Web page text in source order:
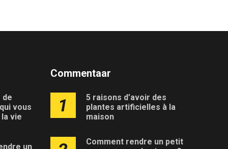
de
vous
vie
un
Commentaar
1
5 raisons d’avoir des
plantes artificielles à la
maison
Comment rendre un petit